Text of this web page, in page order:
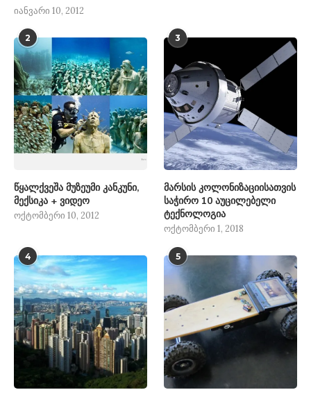
იანვარი 10, 2012
2
წყალქვეშა მუზეუმი კანკუნი,
მექსიკა + ვიდეო
ოქტომბერი 10, 2012
3
მარსის კოლონიზაციისათვის
საჭირო 10 აუცილებელი
ტექნოლოგია
ოქტომბერი 1, 2018
4 5